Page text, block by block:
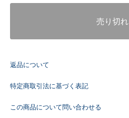
売り切れ
返品について
特定商取引法に基づく表記
この商品について問い合わせる